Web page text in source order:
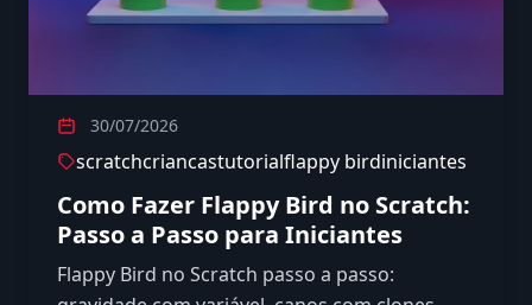
30/07/2026
scratchcriancastutorialflappy birdiniciantes
Como Fazer Flappy Bird no Scratch:
Passo a Passo para Iniciantes
Flappy Bird no Scratch passo a passo: